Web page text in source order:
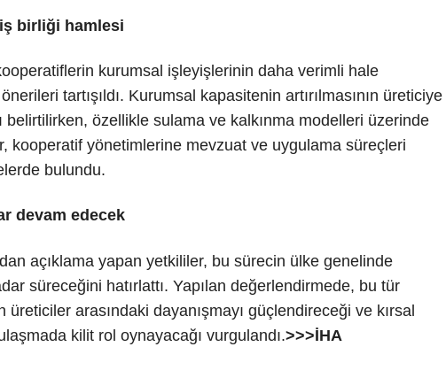
birliği hamlesi
kurumsal işleyişlerinin daha verimli hale
tartışıldı. Kurumsal kapasitenin artırılmasının üreticiye
belirtilirken, özellikle sulama ve kalkınma modelleri üzerinde
kooperatif yönetimlerine mevzuat ve uygulama süreçleri
bulundu.
devam edecek
açıklama yapan yetkililer, bu sürecin ülke genelinde
süreceğini hatırlattı. Yapılan değerlendirmede, bu tür
üreticiler arasındaki dayanışmayı güçlendireceği ve kırsal
kilit rol oynayacağı vurgulandı.>>>İHA